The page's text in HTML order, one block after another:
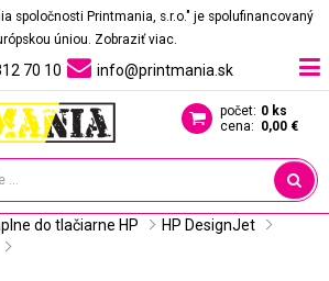
spoločnosti Printmania, s.r.o." je spolufinancovaný
úniou. Zobraziť viac.
70 10 info@printmania.sk
počet: 0 ks
cena: 0,00 €
do tlačiarne HP
HP DesignJet